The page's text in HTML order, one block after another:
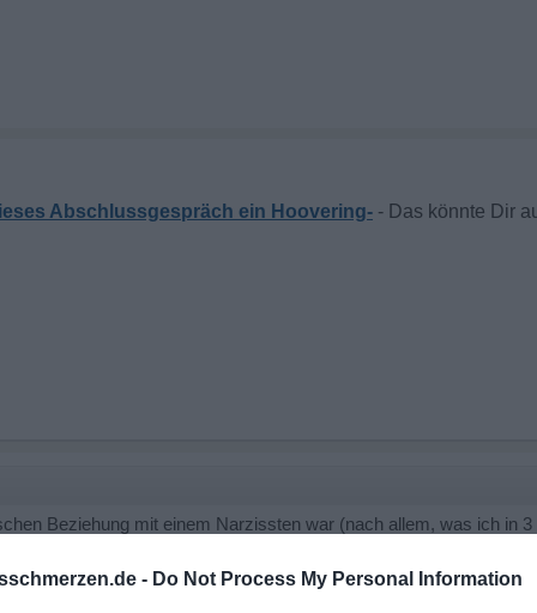
- Do Not Process My Personal Information
Abschlussgespräch ein Hoovering-
Beziehung mit einem Narzissten war (nach allem, was ich in